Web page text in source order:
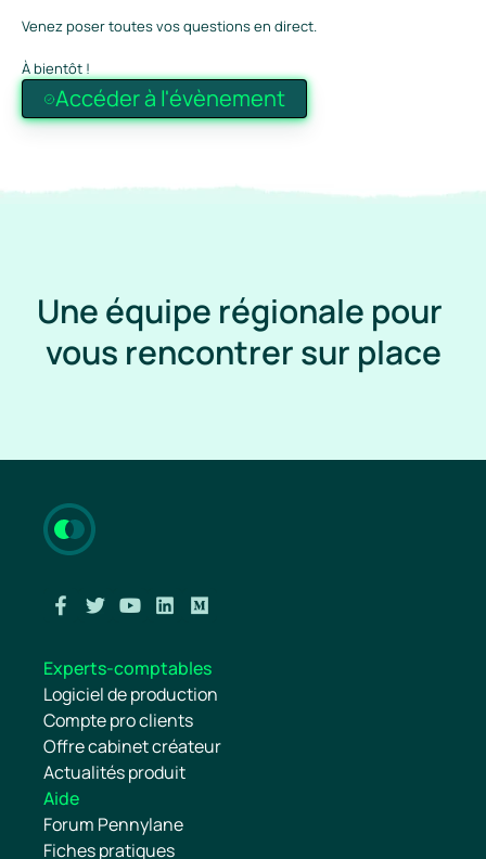
Accéder à l'évènement
Venez poser toutes vos questions en direct.
À bientôt !
Une équipe régionale pour
vous rencontrer sur place
Experts-comptables
Logiciel de production
Compte pro clients
Offre cabinet créateur
Actualités produit
Aide
Forum Pennylane
Fiches pratiques